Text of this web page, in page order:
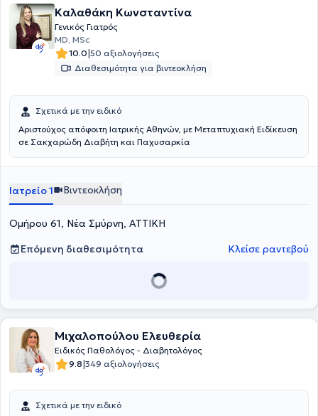
Καλαθάκη Κωνσταντίνα
Γενικός Γιατρός
MD, MSc
10.0|50 αξιολογήσεις
Διαθεσιμότητα για βιντεοκλήση
Σχετικά με την ειδικό
Αριστούχος απόφοιτη Ιατρικής Αθηνών, με Μεταπτυχιακή Ειδίκευση
σε Σακχαρώδη Διαβήτη και Παχυσαρκία
Ιατρείο 1 Βιντεοκλήση
Ομήρου 61, Νέα Σμύρνη, ΑΤΤΙΚΗ
Επόμενη διαθεσιμότητα
Κλείσε ραντεβού
Μιχαλοπούλου Ελευθερία
Ειδικός Παθολόγος - Διαβητολόγος
9.8|349 αξιολογήσεις
Σχετικά με την ειδικό